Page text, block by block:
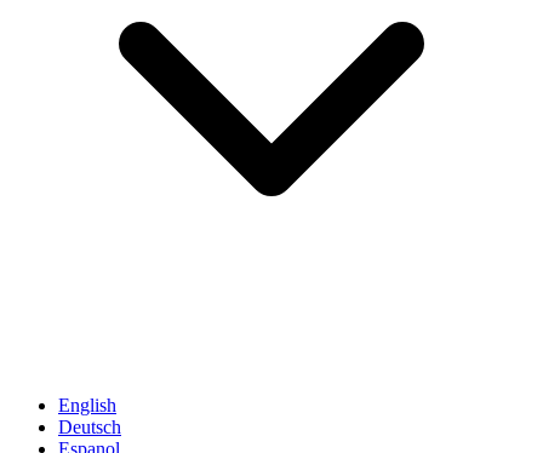
English
Deutsch
Espanol